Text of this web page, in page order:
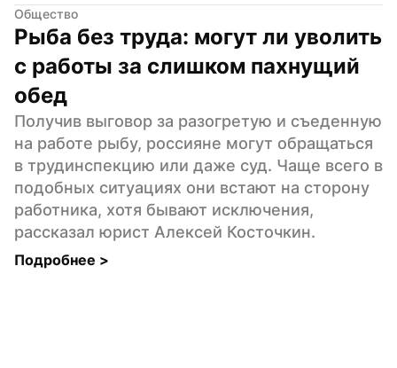
Общество
Рыба без труда: могут ли уволить
с работы за слишком пахнущий
обед
Получив выговор за разогретую и съеденную
на работе рыбу, россияне могут обращаться
в трудинспекцию или даже суд. Чаще всего в
подобных ситуациях они встают на сторону
работника, хотя бывают исключения,
рассказал юрист Алексей Косточкин.
Подробнее >